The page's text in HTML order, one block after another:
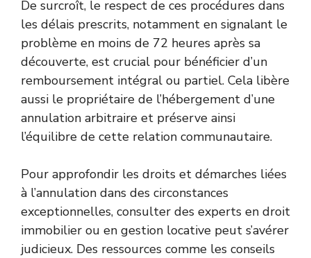
De surcroît, le respect de ces procédures dans
les délais prescrits, notamment en signalant le
problème en moins de 72 heures après sa
découverte, est crucial pour bénéficier d’un
remboursement intégral ou partiel. Cela libère
aussi le propriétaire de l’hébergement d’une
annulation arbitraire et préserve ainsi
l’équilibre de cette relation communautaire.
Pour approfondir les droits et démarches liées
à l’annulation dans des circonstances
exceptionnelles, consulter des experts en droit
immobilier ou en gestion locative peut s’avérer
judicieux. Des ressources comme les conseils